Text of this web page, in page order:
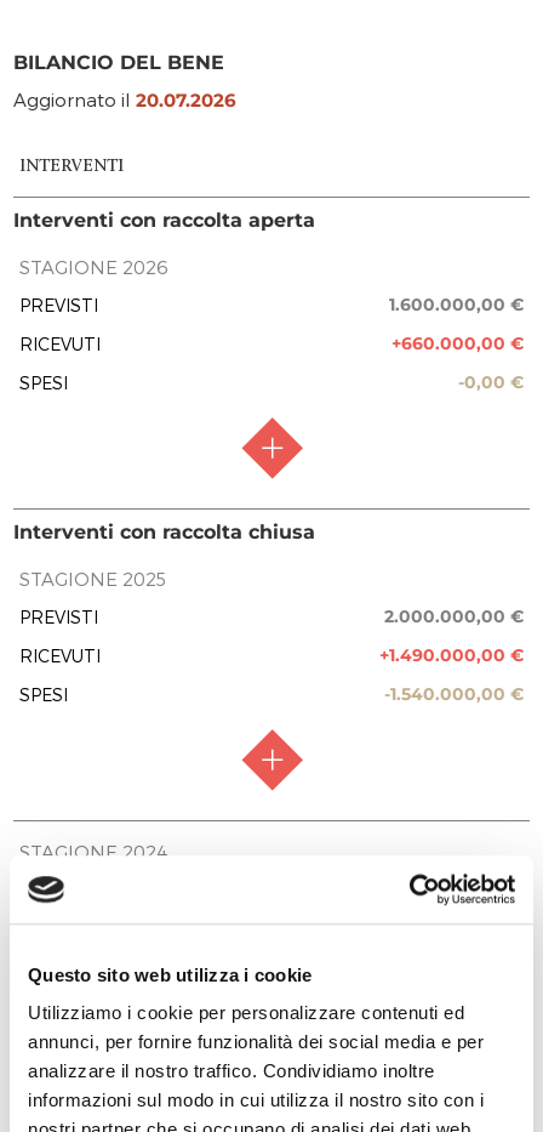
Questo sito web utilizza i cookie
Utilizziamo i cookie per personalizzare contenuti ed
annunci, per fornire funzionalità dei social media e per
analizzare il nostro traffico. Condividiamo inoltre
informazioni sul modo in cui utilizza il nostro sito con i
BILANCIO DEL BENE
Aggiornato il20.07.2026
INTERVENTI
Interventi con raccolta aperta
STAGIONE 2026
PREVISTI 1.600.000,00 €
RICEVUTI +660.000,00 €
SPESI -0,00 €
RACCOLTA FONDI Raccolta aperta
PREVISIONE COSTO TOTALE DELL’INTERVENTO
SIGNORETTI EUROPA 92 SRL
REPORT UTILIZZO MENSILE DELLE
Interventi con raccolta chiusa
STAGIONE 2025
PREVISTI 2.000.000,00 €
RICEVUTI +1.490.000,00 €
SPESI -1.540.000,00 €
EROGAZIONI LIBERALI
SAVE S.P.A.
40.000,00 €
BLUENERGY GROUP SpA
25.000,00 €
STAGIONE 2024
PREVISTI 1.500.000,00 €
RICEVUTI +2.270.000,00 €
SPESI
RACCOLTA FONDI Raccolta chiusa
STAGIONE 2023